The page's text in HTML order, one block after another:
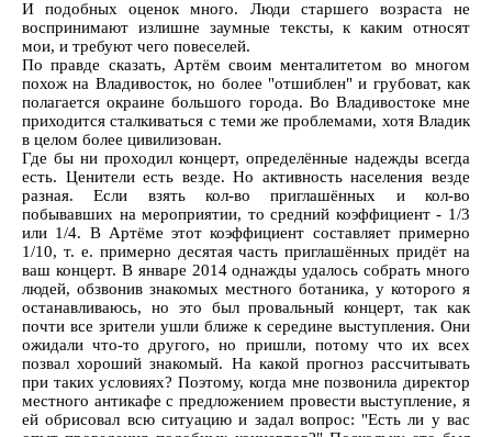
И подобных оценок много. Люди старшего возраста не
воспринимают излишне заумные тексты, к каким относят
мои, и требуют чего повеселей.
По правде сказать, Артём своим менталитетом во многом
похож на Владивосток, но более "отшиблен" и грубоват, как
полагается окраине большого города. Во Владивостоке мне
приходится сталкиваться с теми же проблемами, хотя Владик
в целом более цивилизован.
Где бы ни проходил концерт, определённые надежды всегда
есть. Ценители есть везде. Но активность населения везде
разная. Если взять кол-во приглашённых и кол-во
побывавших на мероприятии, то средний коэффициент - 1/3
или 1/4. В Артёме этот коэффициент составляет примерно
1/10, т. е. примерно десятая часть приглашённых придёт на
ваш концерт. В январе 2014 однажды удалось собрать много
людей, обзвонив знакомых местного ботаника, у которого я
останавливаюсь, но это был провальный концерт, так как
почти все зрители ушли ближе к середине выступления. Они
ожидали что-то другого, но пришли, потому что их всех
позвал хороший знакомый. На какой прогноз рассчитывать
при таких условиях? Поэтому, когда мне позвонила директор
местного антикафе с предложением провести выступление, я
ей обрисовал всю ситуацию и задал вопрос: "Есть ли у вас